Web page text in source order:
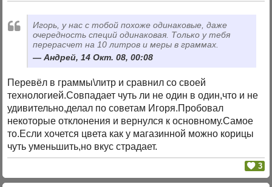
Игорь, у нас с тобой похоже одинаковые, даже
очередность специй одинаковая. Только у тебя
перерасчет на 10 литров и меры в граммах.
Андрей, 14 Окт. 08, 00:08
Перевёл в граммы\литр и сравнил со своей
технологией.Совпадает чуть ли не один в один,что и не
удивительно,делал по советам Игоря.Пробовал
некоторые отклонения и вернулся к основному.Самое
то.Если хочется цвета как у магазинной можно корицы
чуть уменьшить,но вкус страдает.
3